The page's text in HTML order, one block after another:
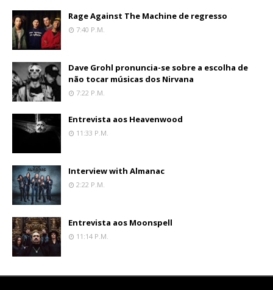
Rage Against The Machine de regresso
7:40 P.m.
Dave Grohl pronuncia-se sobre a escolha de
não tocar músicas dos Nirvana
7:22 P.m.
Entrevista aos Heavenwood
11:33 P.m.
Interview with Almanac
2:22 P.m.
Entrevista aos Moonspell
11:14 P.m.